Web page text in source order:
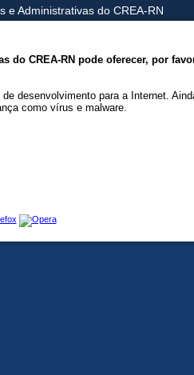
e Administrativas do CREA-RN
CREA-RN pode oferecer, por
desenvolvimento para a Internet.
como vírus e malware.